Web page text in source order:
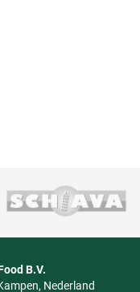
B.V.
Nederland